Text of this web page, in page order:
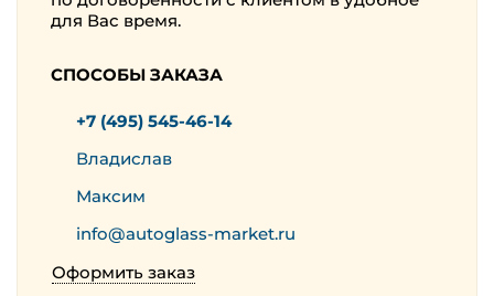
для Вас время.
СПОСОБЫ ЗАКАЗА
+7 (495) 545-46-14
Владислав
Максим
info@autoglass-market.ru
Оформить заказ